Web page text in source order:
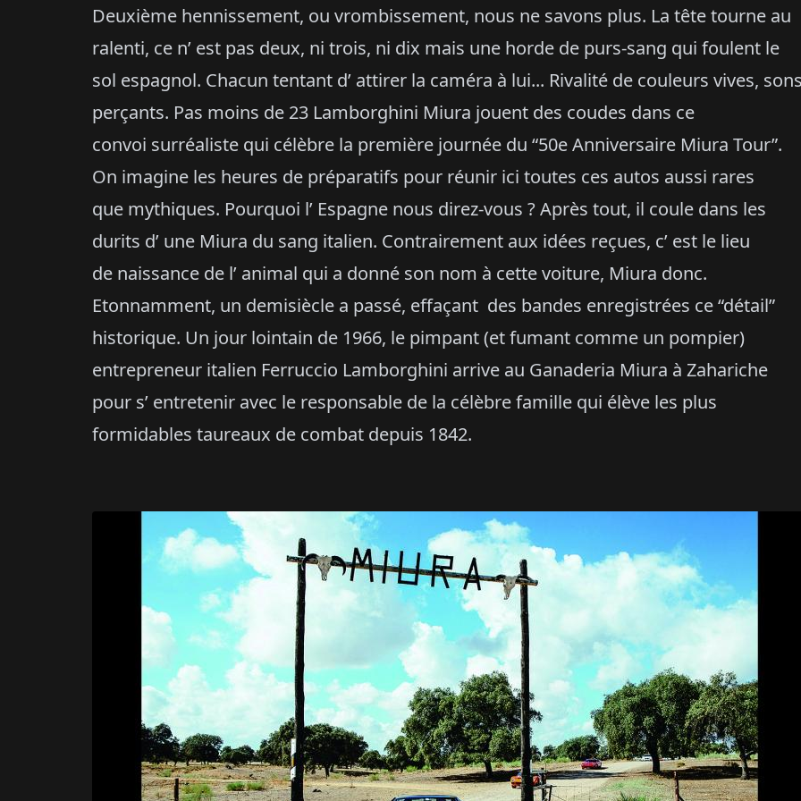
Deuxième hennissement, ou vrombissement, nous ne savons plus. La tête tourne au
ralenti, ce n’ est pas deux, ni trois, ni dix mais une horde de purs-sang qui foulent le
sol espagnol. Chacun tentant d’ attirer la caméra à lui... Rivalité de couleurs vives,
perçants. Pas moins de 23 Lamborghini Miura jouent des coudes dans ce
convoi surréaliste qui célèbre la première journée du “50e Anniversaire Miura Tour”.
On imagine les heures de préparatifs pour réunir ici toutes ces autos aussi rares
que mythiques. Pourquoi l’ Espagne nous direz-vous ? Après tout, il coule dans les
durits d’ une Miura du sang italien. Contrairement aux idées reçues, c’ est le lieu
de naissance de l’ animal qui a donné son nom à cette voiture, Miura donc.
Etonnamment, un demisiècle a passé, effaçant des bandes enregistrées ce “détail”
historique. Un jour lointain de 1966, le pimpant (et fumant comme un pompier)
entrepreneur italien Ferruccio Lamborghini arrive au Ganaderia Miura à Zahariche
pour s’ entretenir avec le responsable de la célèbre famille qui élève les plus
formidables taureaux de combat depuis 1842.